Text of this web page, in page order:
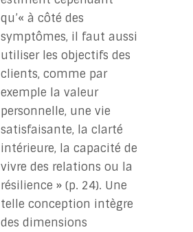
qu’« à côté des
symptômes, il faut aussi
utiliser les objectifs des
clients, comme par
exemple la valeur
personnelle, une vie
satisfaisante, la clarté
intérieure, la capacité de
vivre des relations ou la
résilience » (p. 24). Une
telle conception intègre
des dimensions